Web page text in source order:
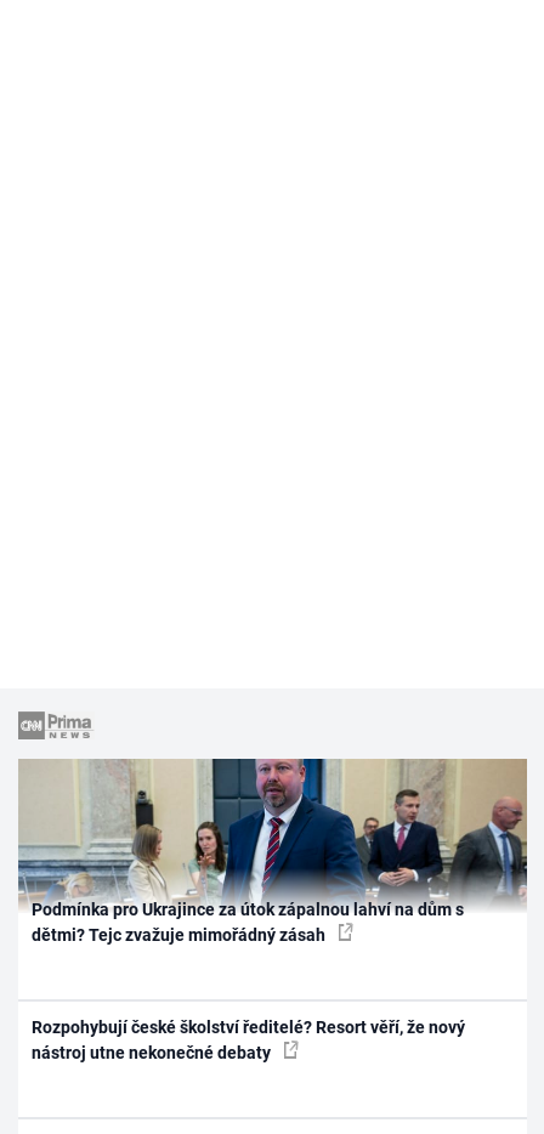
Podmínka pro Ukrajince za útok zápalnou lahví na dům s
dětmi? Tejc zvažuje mimořádný zásah
Rozpohybují české školství ředitelé? Resort věří, že nový
nástroj utne nekonečné debaty